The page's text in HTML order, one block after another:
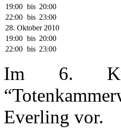
19:00 bis 20:00
22:00 bis 23:00
28. Oktober 2010
19:00 bis 20:00
22:00 bis 23:00
Im 6.
Everling vor.